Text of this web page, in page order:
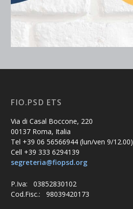
FIO.PSD ETS
Via di Casal Boccone, 220
00137 Roma, Italia
Tel +39 06 56566944 (lun/ven 9/12.00)
Cell +39 333 6294139
segreteria@fiopsd.org
P.Iva: 03852830102
Cod.Fisc.: 98039420173